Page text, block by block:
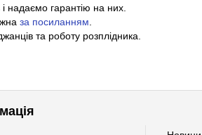
надаємо гарантію на них.
за посиланням
та роботу розплідника.